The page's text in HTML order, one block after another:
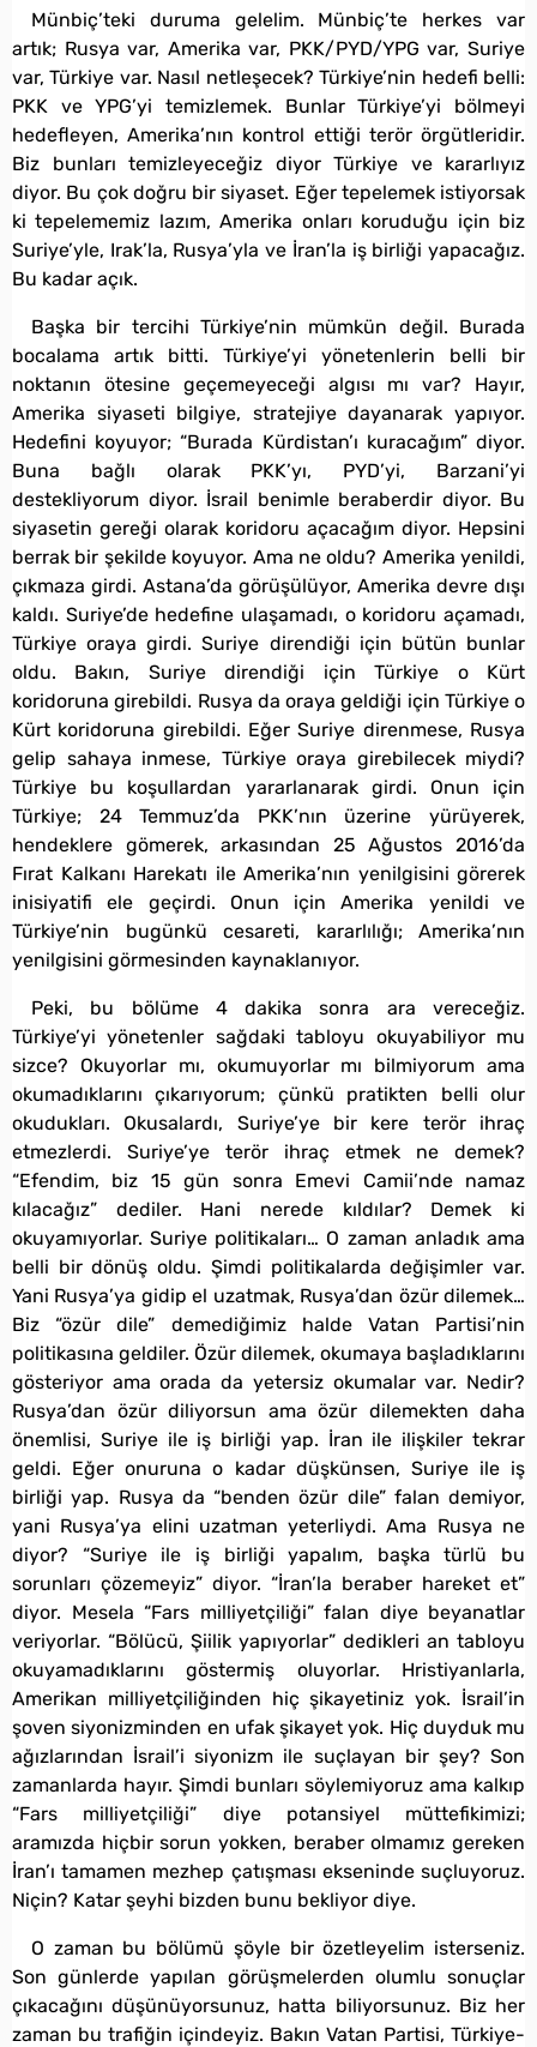
Münbiç’teki duruma gelelim. Münbiç’te herkes var
artık; Rusya var, Amerika var, PKK/PYD/YPG var, Suriye
var, Türkiye var. Nasıl netleşecek? Türkiye’nin hedefi belli:
PKK ve YPG’yi temizlemek. Bunlar Türkiye’yi bölmeyi
hedefleyen, Amerika’nın kontrol ettiği terör örgütleridir.
Biz bunları temizleyeceğiz diyor Türkiye ve kararlıyız
diyor. Bu çok doğru bir siyaset. Eğer tepelemek istiyorsak
ki tepelememiz lazım, Amerika onları koruduğu için biz
Suriye’yle, Irak’la, Rusya’yla ve İran’la iş birliği yapacağız.
Bu kadar açık.
Başka bir tercihi Türkiye’nin mümkün değil. Burada
bocalama artık bitti. Türkiye’yi yönetenlerin belli bir
noktanın ötesine geçemeyeceği algısı mı var? Hayır,
Amerika siyaseti bilgiye, stratejiye dayanarak yapıyor.
Hedefini koyuyor; “Burada Kürdistan’ı kuracağım” diyor.
Buna bağlı olarak PKK’yı, PYD’yi, Barzani’yi
destekliyorum diyor. İsrail benimle beraberdir diyor. Bu
siyasetin gereği olarak koridoru açacağım diyor. Hepsini
berrak bir şekilde koyuyor. Ama ne oldu? Amerika yenildi,
çıkmaza girdi. Astana’da görüşülüyor, Amerika devre dışı
kaldı. Suriye’de hedefine ulaşamadı, o koridoru açamadı,
Türkiye oraya girdi. Suriye direndiği için bütün bunlar
oldu. Bakın, Suriye direndiği için Türkiye o Kürt
koridoruna girebildi. Rusya da oraya geldiği için Türkiye o
Kürt koridoruna girebildi. Eğer Suriye direnmese, Rusya
gelip sahaya inmese, Türkiye oraya girebilecek miydi?
Türkiye bu koşullardan yararlanarak girdi. Onun için
Türkiye; 24 Temmuz’da PKK’nın üzerine yürüyerek,
hendeklere gömerek, arkasından 25 Ağustos 2016’da
Fırat Kalkanı Harekatı ile Amerika’nın yenilgisini görerek
inisiyatifi ele geçirdi. Onun için Amerika yenildi ve
Türkiye’nin bugünkü cesareti, kararlılığı; Amerika’nın
yenilgisini görmesinden kaynaklanıyor.
Peki, bu bölüme 4 dakika sonra ara vereceğiz.
Türkiye’yi yönetenler sağdaki tabloyu okuyabiliyor mu
sizce? Okuyorlar mı, okumuyorlar mı bilmiyorum ama
okumadıklarını çıkarıyorum; çünkü pratikten belli olur
okudukları. Okusalardı, Suriye’ye bir kere terör ihraç
etmezlerdi. Suriye’ye terör ihraç etmek ne demek?
“Efendim, biz 15 gün sonra Emevi Camii’nde namaz
kılacağız” dediler. Hani nerede kıldılar? Demek ki
okuyamıyorlar. Suriye politikaları… O zaman anladık ama
belli bir dönüş oldu. Şimdi politikalarda değişimler var.
Yani Rusya’ya gidip el uzatmak, Rusya’dan özür dilemek…
Biz “özür dile” demediğimiz halde Vatan Partisi’nin
politikasına geldiler. Özür dilemek, okumaya başladıklarını
gösteriyor ama orada da yetersiz okumalar var. Nedir?
Rusya’dan özür diliyorsun ama özür dilemekten daha
önemlisi, Suriye ile iş birliği yap. İran ile ilişkiler tekrar
geldi. Eğer onuruna o kadar düşkünsen, Suriye ile iş
birliği yap. Rusya da “benden özür dile” falan demiyor,
yani Rusya’ya elini uzatman yeterliydi. Ama Rusya ne
diyor? “Suriye ile iş birliği yapalım, başka türlü bu
sorunları çözemeyiz” diyor. “İran’la beraber hareket et”
diyor. Mesela “Fars milliyetçiliği” falan diye beyanatlar
veriyorlar. “Bölücü, Şiilik yapıyorlar” dedikleri an tabloyu
okuyamadıklarını göstermiş oluyorlar. Hristiyanlarla,
Amerikan milliyetçiliğinden hiç şikayetiniz yok. İsrail’in
şoven siyonizminden en ufak şikayet yok. Hiç duyduk mu
ağızlarından İsrail’i siyonizm ile suçlayan bir şey? Son
zamanlarda hayır. Şimdi bunları söylemiyoruz ama kalkıp
“Fars milliyetçiliği” diye potansiyel müttefikimizi;
aramızda hiçbir sorun yokken, beraber olmamız gereken
İran’ı tamamen mezhep çatışması ekseninde suçluyoruz.
Niçin? Katar şeyhi bizden bunu bekliyor diye.
O zaman bu bölümü şöyle bir özetleyelim isterseniz.
Son günlerde yapılan görüşmelerden olumlu sonuçlar
çıkacağını düşünüyorsunuz, hatta biliyorsunuz. Biz her
zaman bu trafiğin içindeyiz. Bakın Vatan Partisi, Türkiye-